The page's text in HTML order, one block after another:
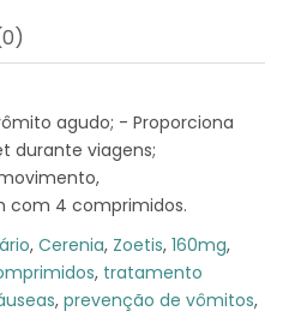
agudo; - Proporciona
durante viagens;
com 4 comprimidos.
, Cerenia, Zoetis, 160mg,
, tratamento
, prevenção de vômitos,